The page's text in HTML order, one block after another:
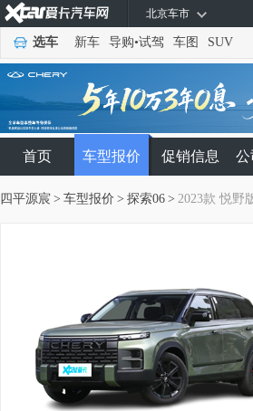
北京车市
选车 新车 导购•试驾 车图 SUV
首页 车型报价 促销信息 公
四平源宸 > 车型报价 > 探索06 > 2023款 悦野